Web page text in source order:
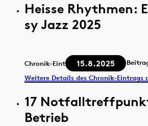
Heisse Rhythmen:
sy Jazz 2025
Chronik-Eintrag 15.8.2025
Weitere Details des Chronik-Eintrags
17
Betrieb